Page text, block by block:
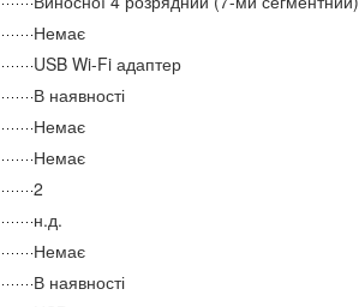
Немає
USB Wi-Fi адаптер
В наявності
Немає
Немає
2
н.д.
Немає
В наявності